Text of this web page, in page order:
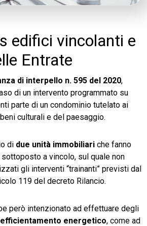
edifici vincolanti e
Entrate
di interpello n. 595 del 2020,
di un intervento programmato su
parte di un condominio tutelato ai
culturali e del paesaggio.
di due unità immobiliari che fanno
a vincolo, sul quale non
gli interventi “trainanti” previsti dal
119 del decreto Rilancio.
però intenzionato ad effettuare degli
efficientamento energetico, come ad